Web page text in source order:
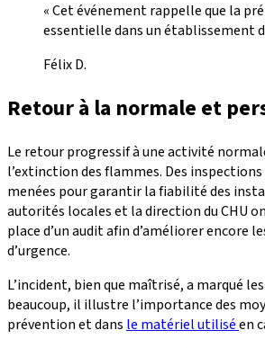
« Cet événement rappelle que la
essentielle dans un établissement
Félix D.
Retour à la normale et
Le retour progressif à une activité
l’extinction des flammes. Des
menées pour garantir la fiabilité des
autorités locales et la direction du CHU
place d’un audit afin d’améliorer encore
d’urgence.
L’incident, bien que maîtrisé, a marqué
beaucoup, il illustre l’importance des
prévention et dans le matériel utiliséen